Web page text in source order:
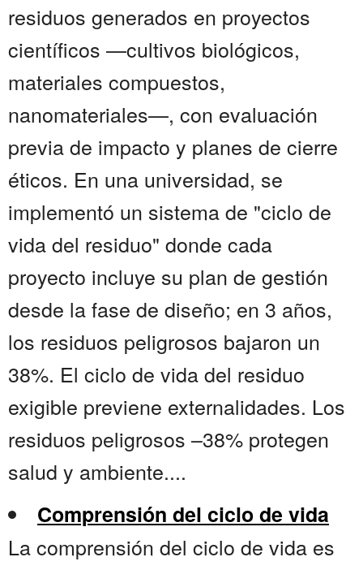
residuos generados en proyectos
científicos —cultivos biológicos,
materiales compuestos,
nanomateriales—, con evaluación
previa de impacto y planes de cierre
éticos. En una universidad, se
implementó un sistema de "ciclo de
vida del residuo" donde cada
proyecto incluye su plan de gestión
desde la fase de diseño; en 3 años,
los residuos peligrosos bajaron un
38%. El ciclo de vida del residuo
exigible previene externalidades. Los
residuos peligrosos –38% protegen
salud y ambiente....
Comprensión del ciclo de vida
La comprensión del ciclo de vida es